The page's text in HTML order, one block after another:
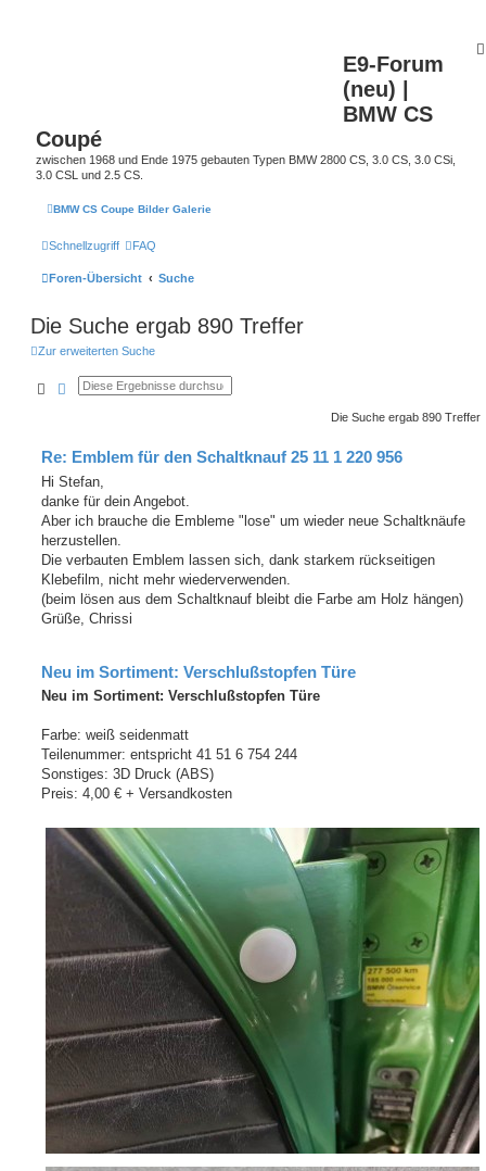
E9-Forum
(neu) |
BMW CS
Coupé
zwischen 1968 und Ende 1975 gebauten Typen BMW 2800 CS, 3.0 CS, 3.0 CSi,
3.0 CSL und 2.5 CS.
BMW CS Coupe Bilder Galerie
Schnellzugriff FAQ
Foren-Übersicht Suche
Die Suche ergab 890 Treffer
Zur erweiterten Suche
SucheErweiterte Suche
Die Suche ergab 890 Treffer
Re: Emblem für den Schaltknauf 25 11 1 220 956
Hi Stefan,
danke für dein Angebot.
Aber ich brauche die Embleme "lose" um wieder neue Schaltknäufe
herzustellen.
Die verbauten Emblem lassen sich, dank starkem rückseitigen
Klebefilm, nicht mehr wiederverwenden.
(beim lösen aus dem Schaltknauf bleibt die Farbe am Holz hängen)
Grüße, Chrissi
Neu im Sortiment: Verschlußstopfen Türe
Neu im Sortiment: Verschlußstopfen Türe
Farbe: weiß seidenmatt
Teilenummer: entspricht 41 51 6 754 244
Sonstiges: 3D Druck (ABS)
Preis: 4,00 € + Versandkosten